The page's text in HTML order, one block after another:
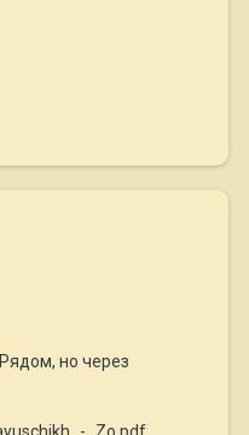
но через
_Zo.pdf